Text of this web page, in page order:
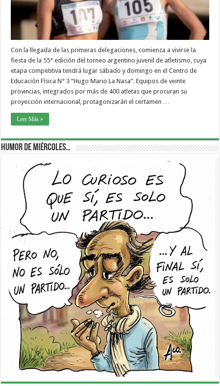
Con la llegada de las primeras delegaciones, comienza a vivirse la
fiesta de la 55° edición del torneo argentino juvenil de atletismo, cuya
etapa competitiva tendrá lugar sábado y domingo en el Centro de
Educación Física N° 3 “Hugo Mario La Nasa”. Equipos de veinte
provincias, integrados por más de 400 atletas que procuran su
proyección internacional, protagonizarán el certamen …
Leer Más »
Humor de Miércoles…